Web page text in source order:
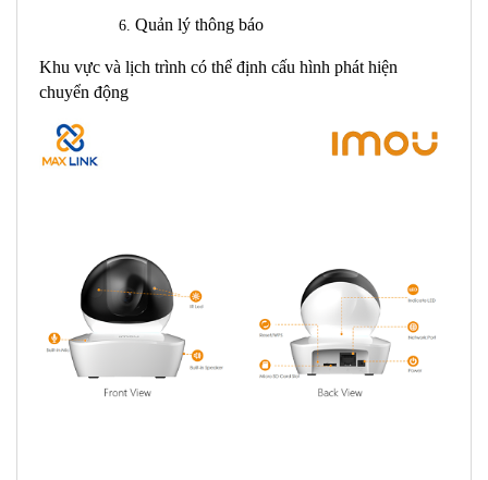
Quản lý thông báo
Khu vực và lịch trình có thể định cấu hình phát hiện
chuyển động